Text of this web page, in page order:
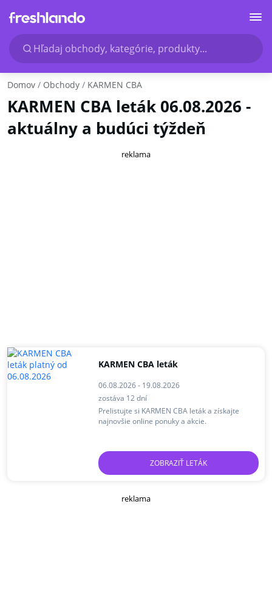
Hľadaj obchody, kategórie, produkty...
Domov Obchody KARMEN CBA
KARMEN CBA leták 06.08.2026 -
aktuálny a budúci týždeň
reklama
KARMEN CBA leták
06.08.2026 - 19.08.2026
zostáva 12 dní
Prelistujte si KARMEN CBA leták a získajte
najnovšie online ponuky a akcie.
ZOBRAZIŤ LETÁK
reklama